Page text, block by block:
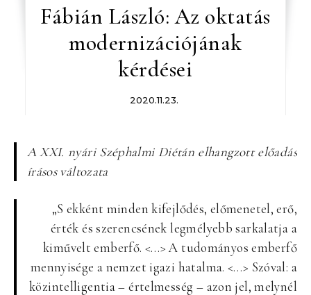
Fábián László: Az oktatás
modernizációjának
kérdései
2020.11.23.
A XXI. nyári Széphalmi Diétán elhangzott előadás
írásos változata
„S ekként minden kifejlődés, előmenetel, erő,
érték és szerencsének legmélyebb sarkalatja a
kiművelt emberfő. <…> A tudományos emberfő
mennyisége a nemzet igazi hatalma. <…> Szóval: a
közintelligentia – értelmesség – azon jel, melynél